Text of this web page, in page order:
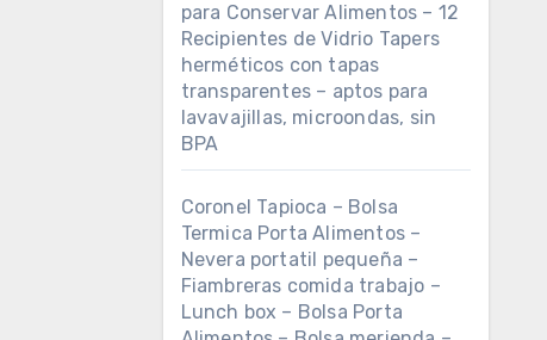
para Conservar Alimentos – 12
Recipientes de Vidrio Tapers
herméticos con tapas
transparentes – aptos para
lavavajillas, microondas, sin
BPA
Coronel Tapioca – Bolsa
Termica Porta Alimentos –
Nevera portatil pequeña –
Fiambreras comida trabajo –
Lunch box – Bolsa Porta